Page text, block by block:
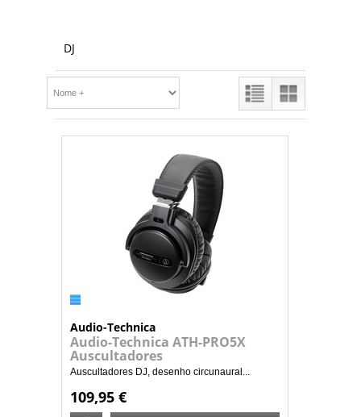
DJ
Audio-Technica
Audio-Technica ATH-PRO5X
Auscultadores
Auscultadores DJ, desenho circunaural...
109,95 €